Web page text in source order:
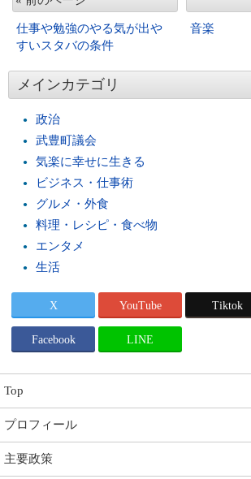
仕事や勉強のやる気が出や
すいスタバの条件
音楽
メインカテゴリ
政治
武豊町議会
気楽に幸せに生きる
ビジネス・仕事術
グルメ・外食
料理・レシピ・食べ物
エンタメ
生活
X YouTube Tiktok
Facebook LINE
Top
プロフィール
主要政策